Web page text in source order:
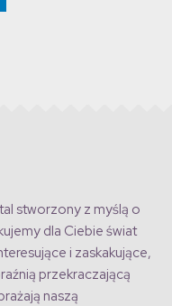
stworzony z myślą o
dla Ciebie świat
i zaskakujące,
przekraczającą
naszą